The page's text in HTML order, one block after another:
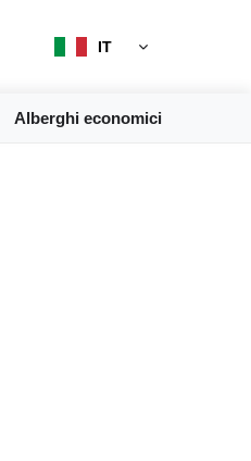
IT
Alberghi economici